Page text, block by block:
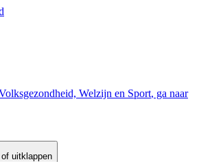
Welzijn en Sport, ga naar
uitklappen